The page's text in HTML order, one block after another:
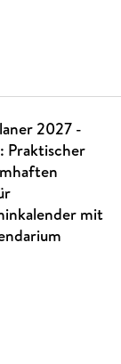
2027 -
Praktischer
mit